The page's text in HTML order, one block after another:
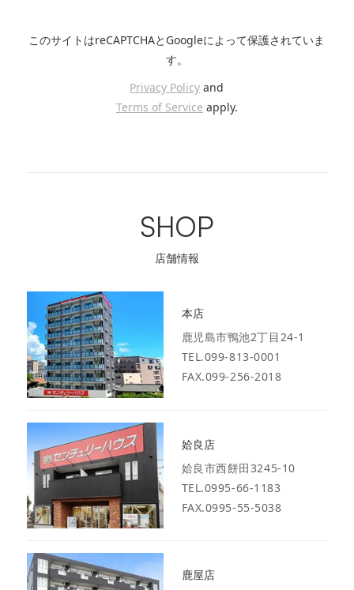
このサイトはreCAPTCHAとGoogleによって保護されていま
す。
Privacy Policy and
Terms of Service apply.
SHOP
店舗情報
本店
鹿児島市鴨池2丁目24-1
TEL.099-813-0001
FAX.099-256-2018
姶良店
姶良市西餅田3245-10
TEL.0995-66-1183
FAX.0995-55-5038
鹿屋店